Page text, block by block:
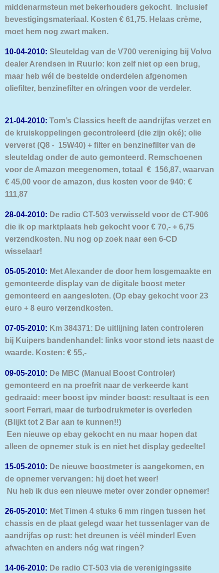
middenarmsteun met bekerhouders gekocht. Inclusief
bevestigingsmateriaal. Kosten € 61,75. Helaas crème,
moet hem nog zwart maken.
10-04-2010: Sleuteldag van de V700 vereniging bij Volvo
dealer Arendsen in Ruurlo: kon zelf niet op een brug,
maar heb wél de bestelde onderdelen afgenomen
oliefilter, benzinefilter en o/ringen voor de verdeler.
21-04-2010: Tom’s Classics heeft de aandrijfas verzet en
de kruiskoppelingen gecontroleerd (die zijn oké); olie
ververst (Q8 - 15W40) + filter en benzinefilter van de
sleuteldag onder de auto gemonteerd. Remschoenen
voor de Amazon meegenomen, totaal € 156,87, waarvan
€ 45,00 voor de amazon, dus kosten voor de 940: €
111,87
28-04-2010: De radio CT-503 verwisseld voor de CT-906
die ik op marktplaats heb gekocht voor € 70,- + 6,75
verzendkosten. Nu nog op zoek naar een 6-CD
wisselaar!
05-05-2010: Met Alexander de door hem losgemaakte en
gemonteerde display van de digitale boost meter
gemonteerd en aangesloten. (Op ebay gekocht voor 23
euro + 8 euro verzendkosten.
07-05-2010: Km 384371: De uitlijning laten controleren
bij Kuipers bandenhandel: links voor stond iets naast de
waarde. Kosten: € 55,-
09-05-2010: De MBC (Manual Boost Controler)
gemonteerd en na proefrit naar de verkeerde kant
gedraaid: meer boost ipv minder boost: resultaat is een
soort Ferrari, maar de turbodrukmeter is overleden
(Blijkt tot 2 Bar aan te kunnen!!)
Een nieuwe op ebay gekocht en nu maar hopen dat
alleen de opnemer stuk is en niet het display gedeelte!
15-05-2010: De nieuwe boostmeter is aangekomen, en
de opnemer vervangen: hij doet het weer!
Nu heb ik dus een nieuwe meter over zonder opnemer!
26-05-2010: Met Timen 4 stuks 6 mm ringen tussen het
chassis en de plaat gelegd waar het tussenlager van de
aandrijfas op rust: het dreunen is véél minder! Even
afwachten en anders nóg wat ringen?
14-06-2010: De radio CT-503 via de verenigingssite